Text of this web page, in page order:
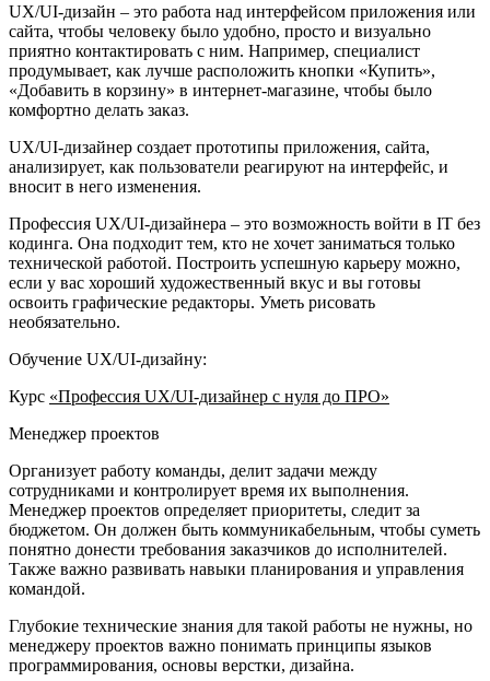
UX/UI‑дизайн – это работа над интерфейсом приложения или
сайта, чтобы человеку было удобно, просто и визуально
приятно контактировать с ним. Например, специалист
продумывает, как лучше расположить кнопки «Купить»,
«Добавить в корзину» в интернет-магазине, чтобы было
комфортно делать заказ.
UX/UI-дизайнер создает прототипы приложения, сайта,
анализирует, как пользователи реагируют на интерфейс, и
вносит в него изменения.
Профессия UX/UI-дизайнера – это возможность войти в IT без
кодинга. Она подходит тем, кто не хочет заниматься только
технической работой. Построить успешную карьеру можно,
если у вас хороший художественный вкус и вы готовы
освоить графические редакторы. Уметь рисовать
необязательно.
Обучение UX/UI-дизайну:
Курс «Профессия UX/UI-дизайнер с нуля до ПРО»
Менеджер проектов
Организует работу команды, делит задачи между
сотрудниками и контролирует время их выполнения.
Менеджер проектов определяет приоритеты, следит за
бюджетом. Он должен быть коммуникабельным, чтобы суметь
понятно донести требования заказчиков до исполнителей.
Также важно развивать навыки планирования и управления
командой.
Глубокие технические знания для такой работы не нужны, но
менеджеру проектов важно понимать принципы языков
программирования, основы верстки, дизайна.